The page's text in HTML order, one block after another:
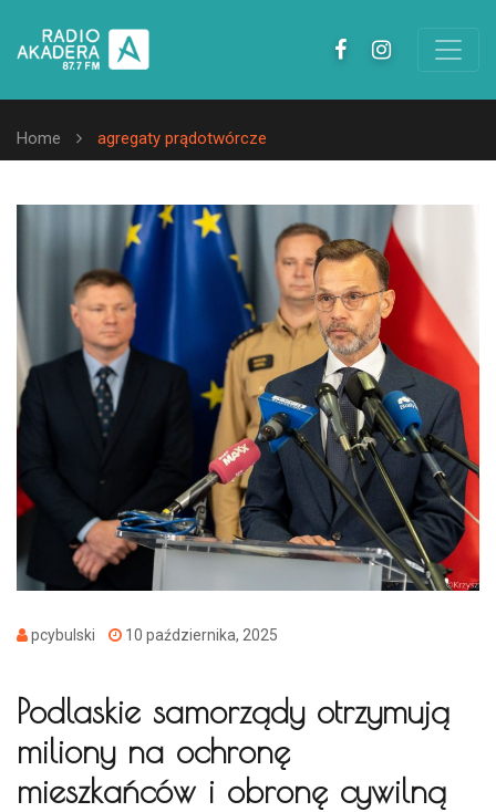
Home agregaty prądotwórcze
pcybulski 10 października, 2025
Podlaskie samorządy otrzymują
miliony na ochronę
mieszkańców i obronę cywilną